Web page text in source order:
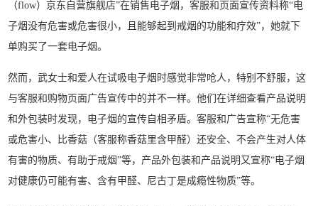
（flow）京东自营旗舰店”在销售电子烟，客服和页面宣传资料称“电
子烟没有危害或危害很小，且能够起到戒烟的功能和疗效”，她就下
单购买了一套电子烟。
然而，武女士和爱人在试吸电子烟时感觉非常呛人，特别不舒服，这
与客服和购物页面广告宣传中的并不一样。他们在详细查看产品说明
和外包装时发现，电子烟的宣传自相矛盾。客服和广告宣称“无危害
或危害小、比香菇（客服称香菇里含甲醛）还安全、不会产生对人体
有害的物质、有助于戒烟”等，产品外包装和产品说明又宣称“电子烟
对健康仍可能有害、含有甲醛、尼古丁是成瘾性物质”等。